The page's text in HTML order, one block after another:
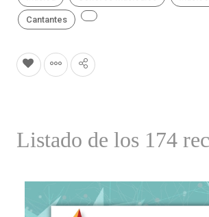
Cantantes
Listado de los 174